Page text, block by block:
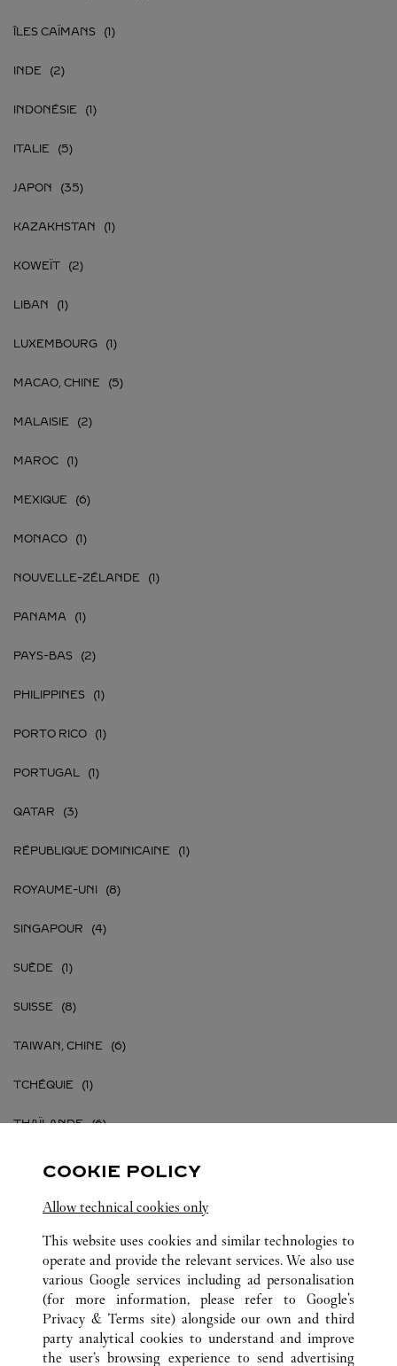
ÎLES CAÏMANS
INDE
INDONÉSIE
ITALIE
JAPON
KAZAKHSTAN
KOWEÏT
LIBAN
LUXEMBOURG
MACAO, CHINE
MALAISIE
MAROC
MEXIQUE
MONACO
NOUVELLE-ZÉLANDE
PANAMA
PAYS-BAS
PHILIPPINES
PORTO RICO
PORTUGAL
QATAR
RÉPUBLIQUE DOMINICAINE
ROYAUME-UNI
SINGAPOUR
SUÈDE
SUISSE
TAIWAN, CHINE
TCHÉQUIE
THAÏLANDE
TURQUIE
UKRAINE
VIÊT NAM
TOUTES LES BOUTIQUES CARTIER
COOKIE POLICY
Allow technical cookies only
This website uses cookies and similar technologies to
operate and provide the relevant services. We also use
various Google services including ad personalisation
(for more information, please refer to Google's
Privacy & Terms site) alongside our own and third
party analytical cookies to understand and improve
the user’s browsing experience to send advertising